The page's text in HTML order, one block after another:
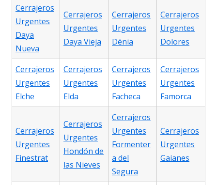
Cerrajeros
Urgentes
Daya
Nueva
Cerrajeros
Urgentes
Daya Vieja
Cerrajeros
Urgentes
Dénia
Cerrajeros
Urgentes
Dolores
Cerrajeros
Urgentes
Elche
Cerrajeros
Urgentes
Elda
Cerrajeros
Urgentes
Facheca
Cerrajeros
Urgentes
Famorca
Cerrajeros
Urgentes
Finestrat
Cerrajeros
Urgentes
Hondón de
las Nieves
Cerrajeros
Urgentes
Formenter
a del
Segura
Cerrajeros
Urgentes
Gaianes